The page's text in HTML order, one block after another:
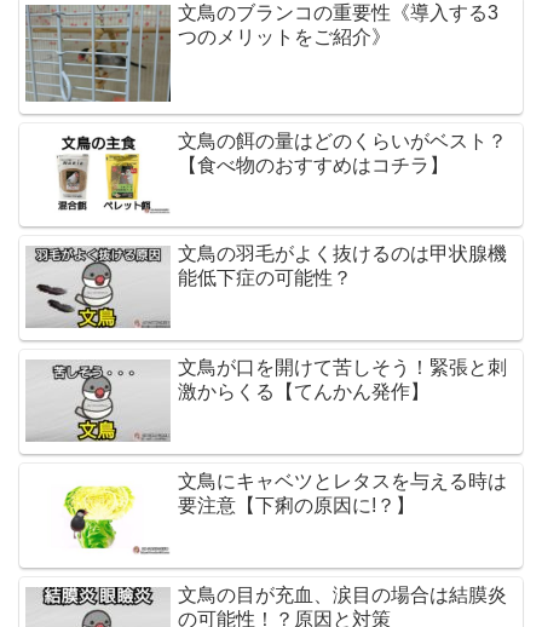
文鳥のブランコの重要性《導入する3
つのメリットをご紹介》
文鳥の餌の量はどのくらいがベスト？
【食べ物のおすすめはコチラ】
文鳥の羽毛がよく抜けるのは甲状腺機
能低下症の可能性？
文鳥が口を開けて苦しそう！緊張と刺
激からくる【てんかん発作】
文鳥にキャベツとレタスを与える時は
要注意【下痢の原因に!？】
文鳥の目が充血、涙目の場合は結膜炎
の可能性！？原因と対策